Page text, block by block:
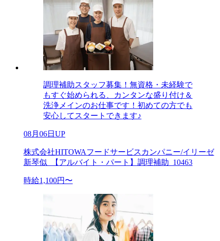
調理補助スタッフ募集！無資格・未経験で
もすぐ始められる、カンタンな盛り付け＆
洗浄メインのお仕事です！初めての方でも
安心してスタートできます♪
08月06日UP
株式会社HITOWAフードサービスカンパニー/イリーゼ
新琴似_【アルバイト・パート】調理補助_10463
時給1,100円〜